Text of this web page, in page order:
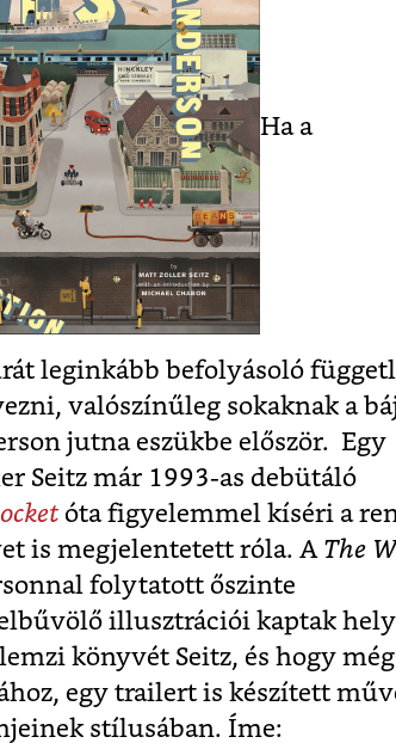
Ha a
leginkább befolyásoló
valószínűleg sokaknak a
jutna eszükbe először. Egy
Seitz már 1993-as debütáló
óta figyelemmel kíséri a
is megjelentetett róla. A The
folytatott őszinte
illusztrációi kaptak
könyvét Seitz, és hogy még
egy trailert is készített
stílusában. Íme: